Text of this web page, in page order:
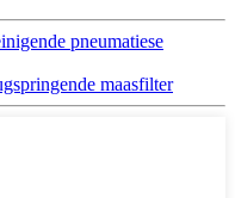
pneumatiese
maasfilter